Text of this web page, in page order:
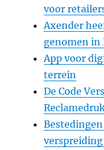
voor
Axender
genomen in
App voor
terrein
De Code